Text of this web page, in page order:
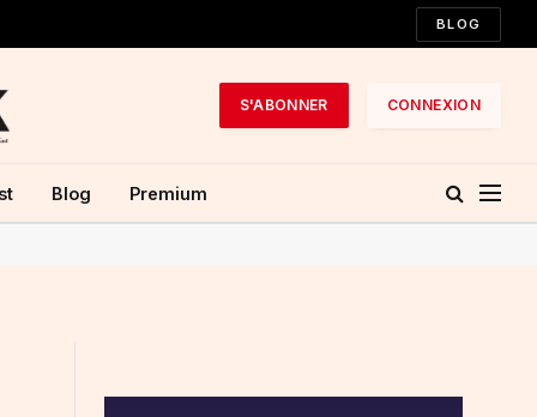
BLOG
S'ABONNER CONNEXION
Blog Premium